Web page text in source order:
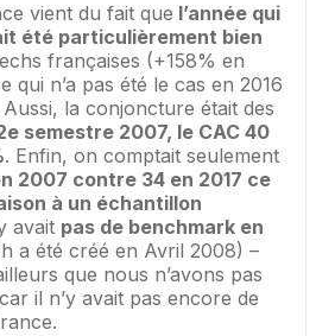
vient du fait que l’année qui
été particulièrement bien
françaises (+158% en
qui n’a pas été le cas en 2016
la conjoncture était des
semestre 2007, le CAC 40
. Enfin, on comptait seulement
2007 contre 34 en 2017 ce
à un échantillon
avait pas de benchmark en
a été créé en Avril 2008) –
que nous n’avons pas
il n’y avait pas encore de